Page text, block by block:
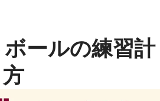
ールの練習計